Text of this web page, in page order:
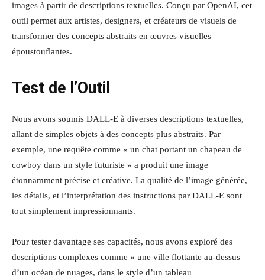
images à partir de descriptions textuelles. Conçu par OpenAI, cet
outil permet aux artistes, designers, et créateurs de visuels de
transformer des concepts abstraits en œuvres visuelles
époustouflantes.
Test de l’Outil
Nous avons soumis DALL-E à diverses descriptions textuelles,
allant de simples objets à des concepts plus abstraits. Par
exemple, une requête comme « un chat portant un chapeau de
cowboy dans un style futuriste » a produit une image
étonnamment précise et créative. La qualité de l’image générée,
les détails, et l’interprétation des instructions par DALL-E sont
tout simplement impressionnants.
Pour tester davantage ses capacités, nous avons exploré des
descriptions complexes comme « une ville flottante au-dessus
d’un océan de nuages, dans le style d’un tableau